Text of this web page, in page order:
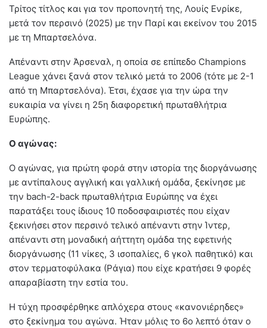
Τρίτος τίτλος και για τον προπονητή της, Λουίς Ενρίκε,
μετά τον περσινό (2025) με την Παρί και εκείνον του 2015
με τη Μπαρτσελόνα.
Απέναντι στην Άρσεναλ, η οποία σε επίπεδο Champions
League χάνει ξανά στον τελικό μετά το 2006 (τότε με 2-1
από τη Μπαρτσελόνα). Έτσι, έχασε για την ώρα την
ευκαιρία να γίνει η 25η διαφορετική πρωταθλήτρια
Ευρώπης.
Ο αγώνας:
Ο αγώνας, για πρώτη φορά στην ιστορία της διοργάνωσης
με αντίπαλους αγγλική και γαλλική ομάδα, ξεκίνησε με
την bach-2-back πρωταθλήτρια Ευρώπης να έχει
παρατάξει τους ίδιους 10 ποδοσφαιριστές που είχαν
ξεκινήσει στον περσινό τελικό απέναντι στην Ίντερ,
απέναντι στη μοναδική αήττητη ομάδα της εφετινής
διοργάνωσης (11 νίκες, 3 ισοπαλίες, 6 γκολ παθητικό) και
στον τερματοφύλακα (Ράγια) που είχε κρατήσει 9 φορές
απαραβίαστη την εστία του.
Η τύχη προσφέρθηκε απλόχερα στους «κανονιέρηδες»
στο ξεκίνημα του αγώνα. Ήταν μόλις το 6ο λεπτό όταν ο